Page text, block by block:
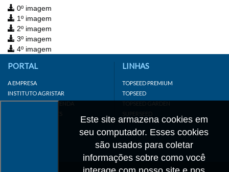
0º imagem
1º imagem
2º imagem
3º imagem
4º imagem
Este site armazena cookies em
seu computador. Esses cookies
são usados para coletar
informações sobre como você
PORTAL
A EMPRESA
INSTITUTO AGRISTAR
DISTRIBUIDOR/REVENDA
LINKS IMPORTANTES
LINHAS
TOPSEED PREMIUM
TOPSEED
TOPSEED GARDEN
SUPERSEED